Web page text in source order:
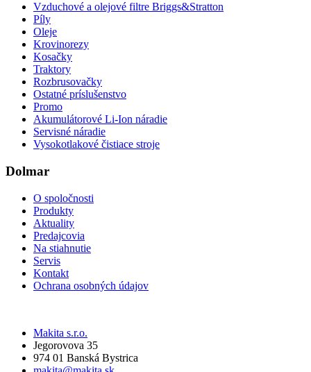
Vzduchové a olejové filtre Briggs&Stratton
Píly
Oleje
Krovinorezy
Kosačky
Traktory
Rozbrusovačky
Ostatné príslušenstvo
Promo
Akumulátorové Li-Ion náradie
Servisné náradie
Vysokotlakové čistiace stroje
Dolmar
O spoločnosti
Produkty
Aktuality
Predajcovia
Na stiahnutie
Servis
Kontakt
Ochrana osobných údajov
Makita s.r.o.
Jegorovova 35
974 01 Banská Bystrica